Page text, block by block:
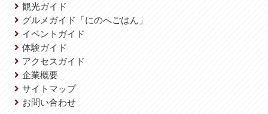
観光ガイド
グルメガイド「にのへごはん」
イベントガイド
体験ガイド
アクセスガイド
企業概要
サイトマップ
お問い合わせ